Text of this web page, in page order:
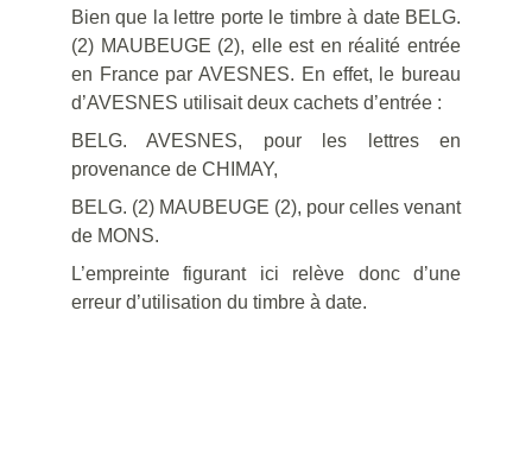
Bien que la lettre porte le timbre à date BELG.
(2) MAUBEUGE (2), elle est en réalité entrée
en France par AVESNES. En effet, le bureau
d’AVESNES utilisait deux cachets d’entrée :
BELG. AVESNES, pour les lettres en
provenance de CHIMAY,
BELG. (2) MAUBEUGE (2), pour celles venant
de MONS.
L’empreinte figurant ici relève donc d’une
erreur d’utilisation du timbre à date.